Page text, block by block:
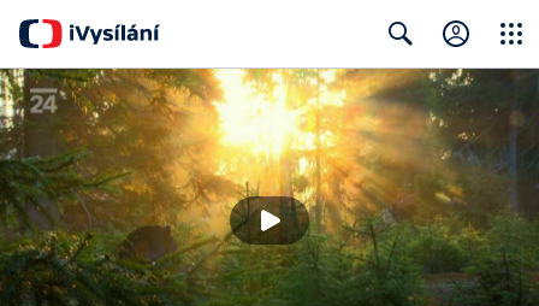
Search Close